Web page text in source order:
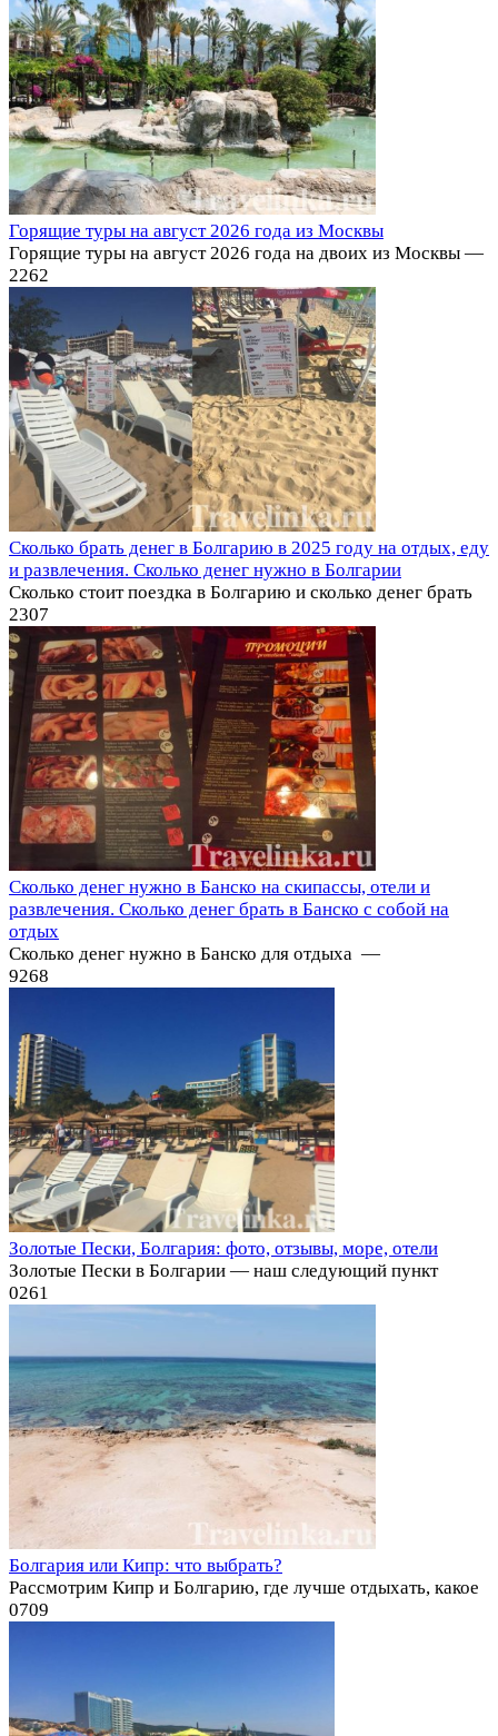
Горящие туры на август 2026 года из Москвы
Горящие туры на август 2026 года на двоих из Москвы —
2262
Сколько брать денег в Болгарию в 2025 году на отдых, еду
и развлечения. Сколько денег нужно в Болгарии
Cколько стоит поездка в Болгарию и сколько денег брать
2307
Сколько денег нужно в Банско на скипассы, отели и
развлечения. Сколько денег брать в Банско с собой на
отдых
Сколько денег нужно в Банско для отдыха —
9268
Золотые Пески, Болгария: фото, отзывы, море, отели
Золотые Пески в Болгарии — наш следующий пункт
0261
Болгария или Кипр: что выбрать?
Рассмотрим Кипр и Болгарию, где лучше отдыхать, какое
0709